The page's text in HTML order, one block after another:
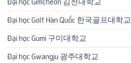
Đại học Golf Hàn Quốc 한국골프대학교
Đại học Gumi 구미대학교
Đại học Gwangju 광주대학교